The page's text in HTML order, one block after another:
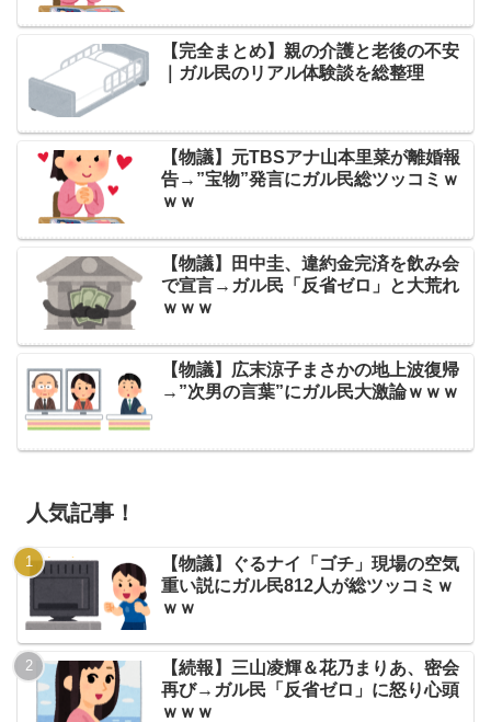
【完全まとめ】親の介護と老後の不安
｜ガル民のリアル体験談を総整理
【物議】元TBSアナ山本里菜が離婚報
告→”宝物”発言にガル民総ツッコミｗ
ｗｗ
【物議】田中圭、違約金完済を飲み会
で宣言→ガル民「反省ゼロ」と大荒れ
ｗｗｗ
【物議】広末涼子まさかの地上波復帰
→”次男の言葉”にガル民大激論ｗｗｗ
人気記事！
【物議】ぐるナイ「ゴチ」現場の空気
重い説にガル民812人が総ツッコミｗ
ｗｗ
【続報】三山凌輝＆花乃まりあ、密会
再び→ガル民「反省ゼロ」に怒り心頭
ｗｗｗ